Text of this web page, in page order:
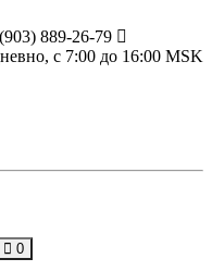
889-26-79
с 7:00 до 16:00 MSK
0